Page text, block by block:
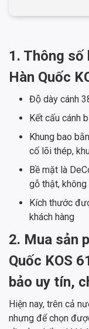
1. Thông
Hàn Quốc
Độ dày cánh
Kết cấu cánh
Khung bao
cố lõi thép,
Bề mặt là
gỗ thật, không
Kích thước
khách hàng
2. Mua sản
Quốc KOS
bảo uy tín,
Hiện nay, trên cả
nhưng để chọn